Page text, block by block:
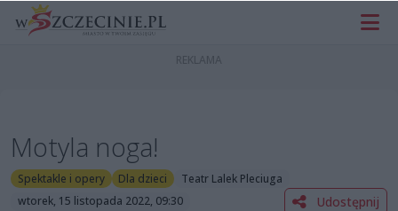
Motyla noga!
Spektakle i opery Dla dzieci
Teatr Lalek Pleciuga
wtorek, 15 listopada 2022, 09:30
Udostępnij